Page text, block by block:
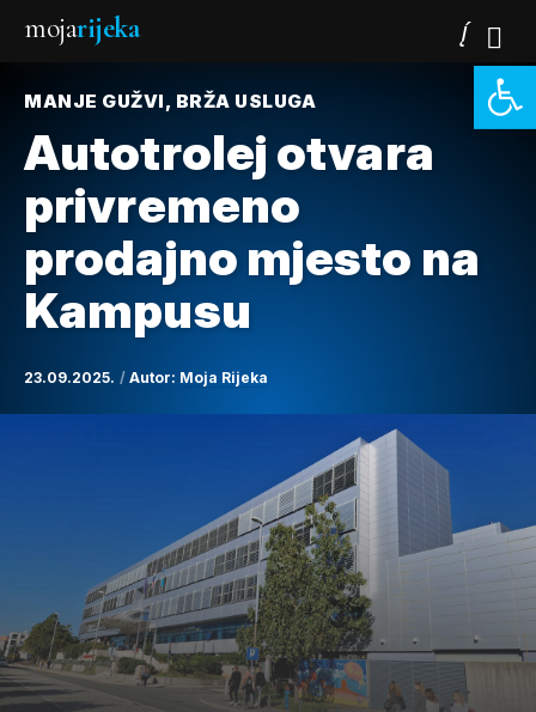
mojarijeka
MANJE GUŽVI, BRŽA USLUGA
Autotrolej otvara
privremeno
prodajno mjesto na
Kampusu
23.09.2025. Autor: Moja Rijeka